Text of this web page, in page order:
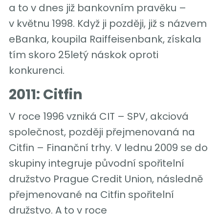
a to v dnes již bankovním pravěku –
v květnu 1998. Když ji později, již s názvem
eBanka, koupila Raiffeisenbank, získala
tím skoro 25letý náskok oproti
konkurenci.
2011: Citfin
V roce 1996 vzniká CIT – SPV, akciová
společnost, později přejmenovaná na
Citfin – Finanční trhy. V lednu 2009 se do
skupiny integruje původní spořitelní
družstvo Prague Credit Union, následně
přejmenované na Citfin spořitelní
družstvo. A to v roce